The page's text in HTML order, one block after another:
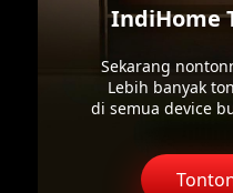
IndiHome
Sekarang
Lebih banyak
di semua device